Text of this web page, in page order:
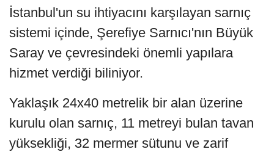
İstanbul'un su ihtiyacını karşılayan sarnıç
sistemi içinde, Şerefiye Sarnıcı'nın Büyük
Saray ve çevresindeki önemli yapılara
hizmet verdiği biliniyor.
Yaklaşık 24x40 metrelik bir alan üzerine
kurulu olan sarnıç, 11 metreyi bulan tavan
yüksekliği, 32 mermer sütunu ve zarif